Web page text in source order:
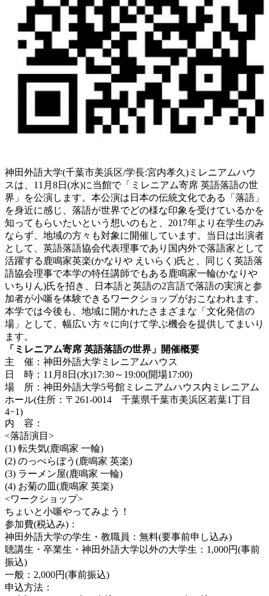
神田外語大学(千葉市美浜区/学長:宮内孝久)ミレニアムハウ
スは、11月8日(水)に当館で「ミレニアム寄席 英語落語の世
界」を公演します。本公演は日本の伝統文化である「落語」
を身近に感じ、落語が世界でどの様な印象を受けているかを
知ってもらいたいという想いのもと、2017年より在学生のみ
ならず、地域の方々も対象に開催しています。当日は出演者
として、英語落語協会代表理事であり国内外で落語家として
活躍する鹿鳴家英楽(かなりや えいらく)氏と、同じく英語落
語協会理事で本学の特任講師でもある鹿鳴家一輪(かなりや
いちりん)氏を招き、日本語と英語の2言語で落語の実演と参
加者が小噺を体験できるワークショップがおこなわれます。
本学では今後も、地域に開かれたさまざまな「文化発信の
場」として、幅広い方々に向けて学ぶ機会を提供してまいり
ます。
「ミレニアム寄席 英語落語の世界」開催概要
主 催：神田外語大学ミレニアムハウス
日 時：11月8日(水)17:30～19:00(開場17:00)
場 所：神田外語大学5号館ミレニアムハウス内ミレニアム
ホール(住所：〒261-0014 千葉県千葉市美浜区若葉1丁目
4−1)
内 容：
<落語演目>
(1) 転失気(鹿鳴家 一輪)
(2) のっぺらぼう(鹿鳴家 英楽)
(3) ラーメン屋(鹿鳴家 一輪)
(4) お菊の皿(鹿鳴家 英楽)
<ワークショップ>
ちょいと小噺やってみよう！
参加費(税込み)：
神田外語大学の学生・教職員：無料(要事前申し込み)
聴講生・卒業生・神田外語大学以外の大学生：1,000円(事前
振込)
一般：2,000円(事前振込)
申込方法：